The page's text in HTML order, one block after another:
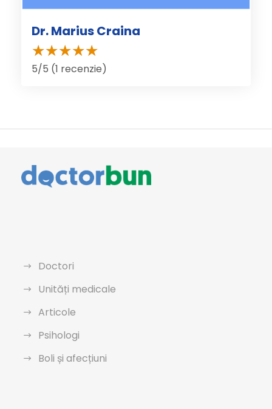
Dr. Marius Craina
5/5 (1 recenzie)
Doctori
Unități medicale
Articole
Psihologi
Boli și afecțiuni